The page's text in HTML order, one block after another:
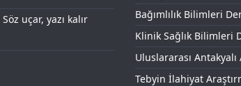
uçar, yazı kalır
Bağımlılık Bilimleri
Klinik Sağlık Bilimleri
Uluslararası
Tebyin İlahiyat